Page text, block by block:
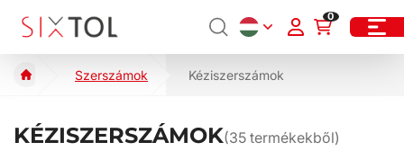
0
Szerszámok Kéziszerszámok
KÉZISZERSZÁMOK(35 termékekből)